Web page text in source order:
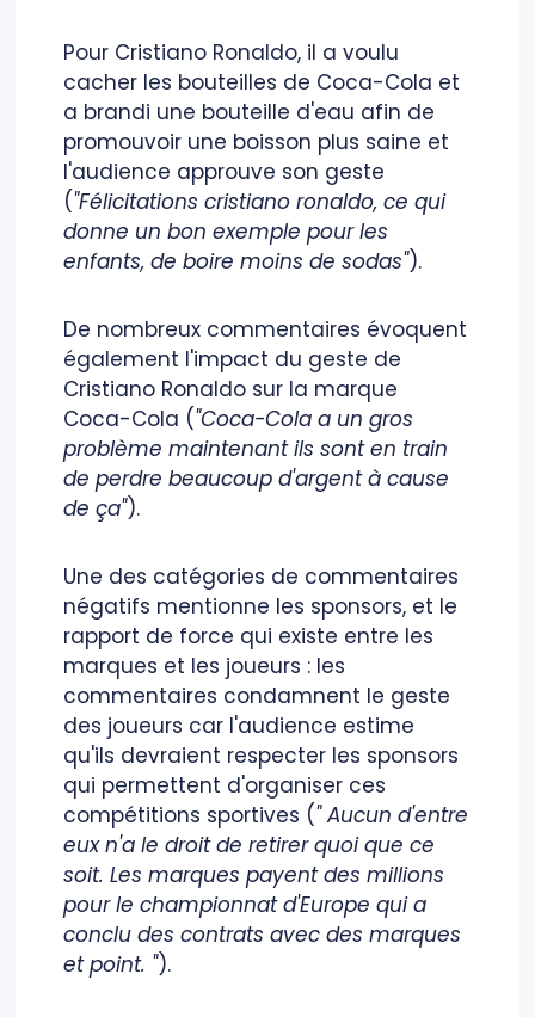
Pour Cristiano Ronaldo, il a voulu
cacher les bouteilles de Coca-Cola et
a brandi une bouteille d'eau afin de
promouvoir une boisson plus saine et
l'audience approuve son geste
("Félicitations cristiano ronaldo, ce qui
donne un bon exemple pour les
enfants, de boire moins de sodas").
De nombreux commentaires évoquent
également l'impact du geste de
Cristiano Ronaldo sur la marque
Coca-Cola ("Coca-Cola a un gros
problème maintenant ils sont en train
de perdre beaucoup d'argent à cause
de ça").
Une des catégories de commentaires
négatifs mentionne les sponsors, et le
rapport de force qui existe entre les
marques et les joueurs : les
commentaires condamnent le geste
des joueurs car l'audience estime
qu'ils devraient respecter les sponsors
qui permettent d'organiser ces
compétitions sportives (" Aucun d'entre
eux n'a le droit de retirer quoi que ce
soit. Les marques payent des millions
pour le championnat d'Europe qui a
conclu des contrats avec des marques
et point. ").